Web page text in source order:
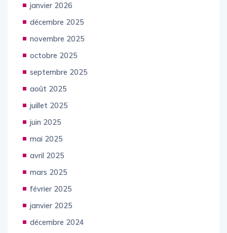
janvier 2026
décembre 2025
novembre 2025
octobre 2025
septembre 2025
août 2025
juillet 2025
juin 2025
mai 2025
avril 2025
mars 2025
février 2025
janvier 2025
décembre 2024